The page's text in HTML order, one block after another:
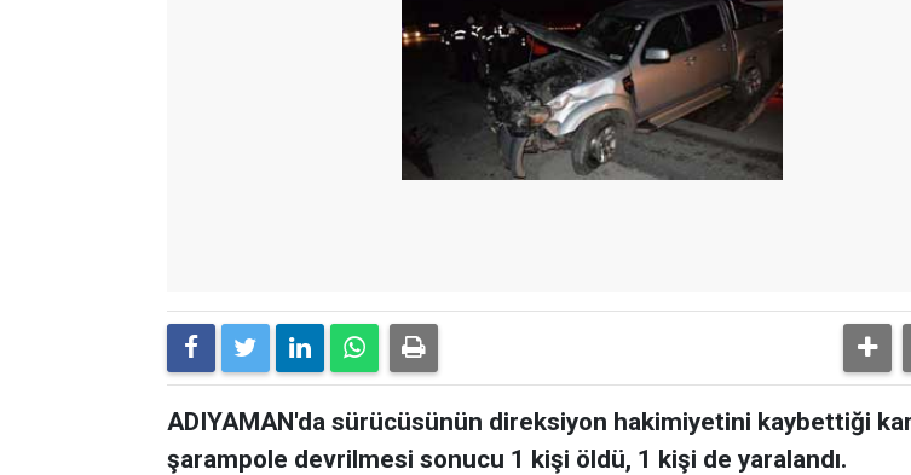
ADIYAMAN'da sürücüsünün direksiyon hakimiyetini kaybettiği
şarampole devrilmesi sonucu 1 kişi öldü, 1 kişi de yaralandı.